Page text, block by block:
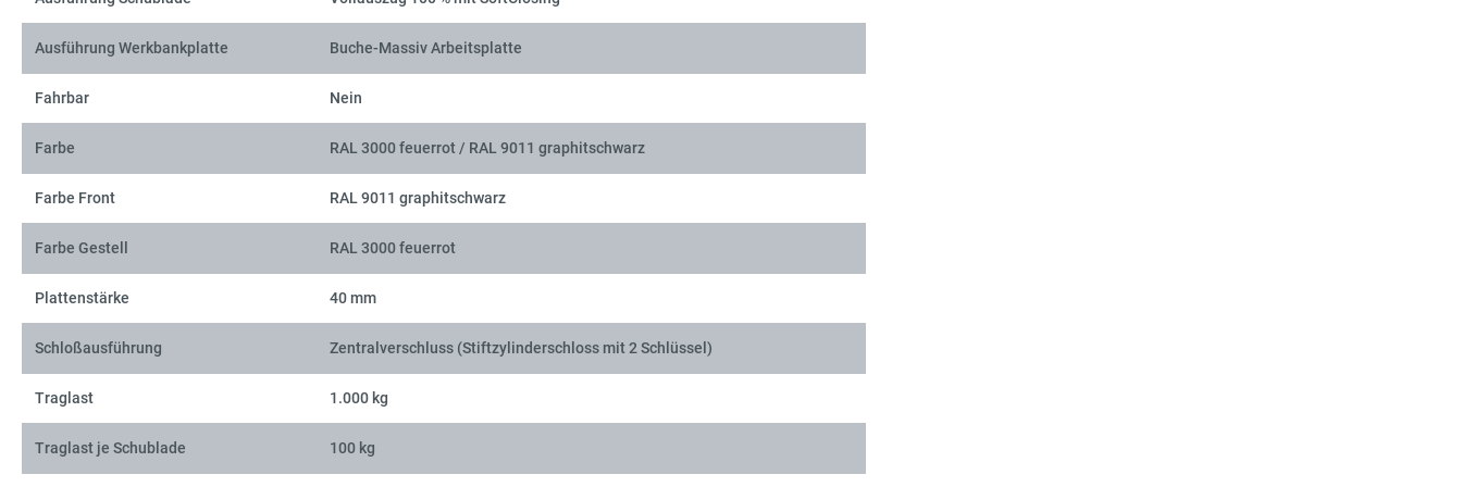
Ausführung Werkbankplatte Buche-Massiv Arbeitsplatte
Fahrbar Nein
Farbe RAL 3000 feuerrot / RAL 9011 graphitschwarz
Farbe Front RAL 9011 graphitschwarz
Farbe Gestell RAL 3000 feuerrot
Plattenstärke 40 mm
Schloßausführung Zentralverschluss (Stiftzylinderschloss mit 2 Schlüssel)
Traglast 1.000 kg
Traglast je Schublade 100 kg